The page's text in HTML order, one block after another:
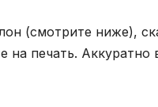
(смотрите ниже),
на печать. Аккуратно